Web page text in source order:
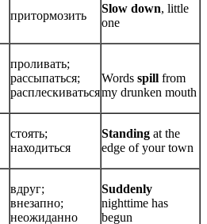
притормозить
Slow down, little
one
проливать;
рассыпаться;
расплескиваться
Words spill from
my drunken mouth
стоять;
находиться
Standing at the
edge of your town
вдруг;
внезапно;
неожиданно
Suddenly
nighttime has
begun